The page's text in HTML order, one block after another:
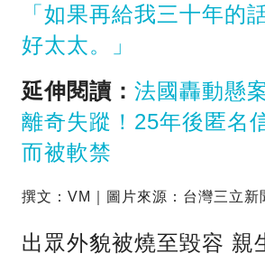
「如果再給我三十年的
好太太。」
延伸閱讀： 法國轟動懸
離奇失蹤！25年後匿名
而被軟禁
撰文：VM｜圖片來源：台灣三立新
出眾外貌被燒至毀容 親